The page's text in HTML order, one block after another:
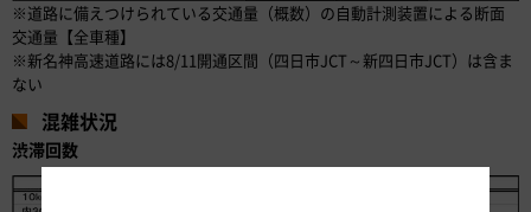
※道路に備えつけられている交通量（概数）の自動計測装置による断面
交通量【全車種】
※新名神高速道路には8/11開通区間（四日市JCT～新四日市JCT）は含ま
ない
混雑状況
渋滞回数